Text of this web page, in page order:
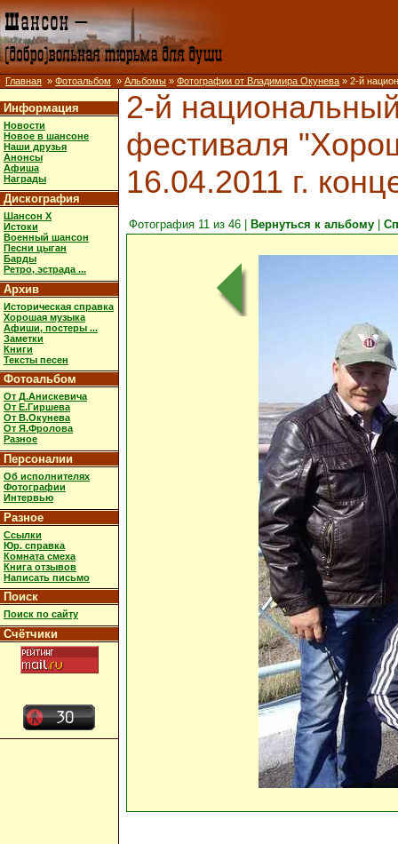
Главная » Фотоальбом » Альбомы » Фотографии от Владимира Окунева » 2-й
Информация
Новости
Новое в шансоне
Наши друзья
Анонсы
Афиша
Награды
Дискография
Шансон X
Истоки
Военный шансон
Песни цыган
Барды
Ретро, эстрада ...
Архив
Историческая справка
Хорошая музыка
Афиши, постеры ...
Заметки
Книги
Тексты песен
Фотоальбом
От Д.Анискевича
От Е.Гиршева
От В.Окунева
От Я.Фролова
Разное
Персоналии
Об исполнителях
Фотографии
Интервью
Разное
Ссылки
Юр. справка
Комната смеха
Книга отзывов
Написать письмо
Поиск
Поиск по сайту
Счётчики
2-й
фестиваля
16.04.2011 г.
Фотография 11 из 46 | Вернуться к альбому